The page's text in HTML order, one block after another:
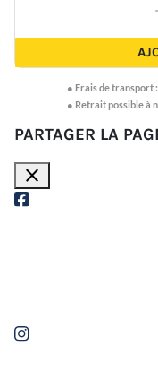
● Frais de transport :
● Retrait possible à
PARTAGER LA
close